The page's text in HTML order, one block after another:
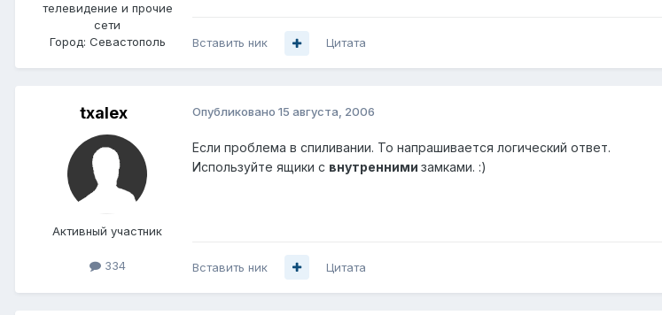
телевидение и прочие
сети
Город: Севастополь Вставить ник Цитата
txalex
Активный участник
334
Опубликовано 15 августа, 2006
Если проблема в спиливании. То напрашивается логический ответ.
Используйте ящики с внутренними замками. :)
Вставить ник Цитата